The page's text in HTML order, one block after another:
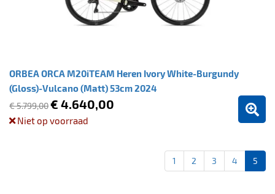
ORBEA ORCA M20iTEAM Heren Ivory White-Burgundy
(Gloss)-Vulcano (Matt) 53cm 2024
€ 5.799,00€ 4.640,00
Niet op voorraad
1 2 3 4 5